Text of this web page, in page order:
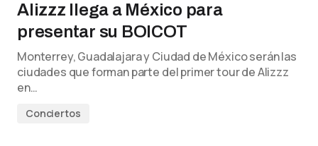
Alizzz llega a México para
presentar su BOICOT
Monterrey, Guadalajara y Ciudad de México serán las
ciudades que forman parte del primer tour de Alizzz
en…
Conciertos